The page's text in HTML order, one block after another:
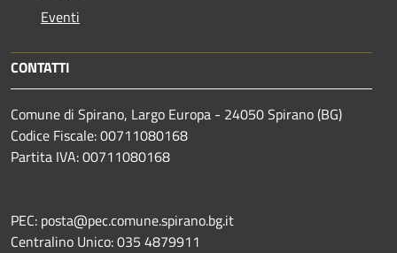
Eventi
CONTATTI
Comune di Spirano, Largo Europa - 24050 Spirano (BG)
Codice Fiscale: 00711080168
Partita IVA: 00711080168
PEC: posta@pec.comune.spirano.bg.it
Centralino Unico: 035 4879911